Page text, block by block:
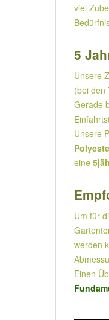
viel
5
Unsere
(bei den
Gerade
Unsere
eine
Um für
werden
Einen